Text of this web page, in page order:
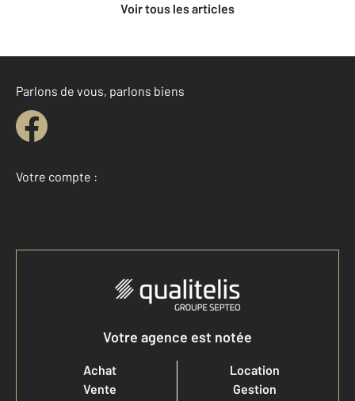
Voir tous les articles
Parlons de vous, parlons biens
Votre compte :
Accéder à mon compte
Votre agence est notée
Achat
Vente
Location
Gestion